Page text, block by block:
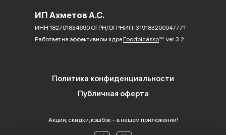
ИП Ахметов А.С.
ИНН 182701834690 ОГРН/ОГРНИП: 319183200047771
Работает на эффективном ядре Foodpicássover. 3.2
Политика конфиденциальности
Публичная оферта
Акции, скидки, кэшбэк − в нашем приложении!